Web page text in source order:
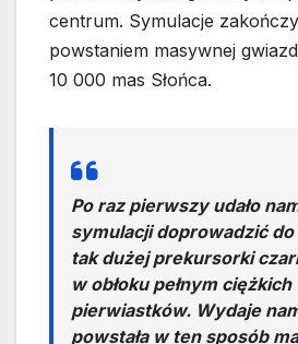
centrum. Symulacje
powstaniem masywnej
10 000 mas Słońca.
Po raz pierwszy udało
symulacji doprowadzić
tak dużej prekursorki
w obłoku pełnym ciężkich
pierwiastków. Wydaje
powstała w ten sposób